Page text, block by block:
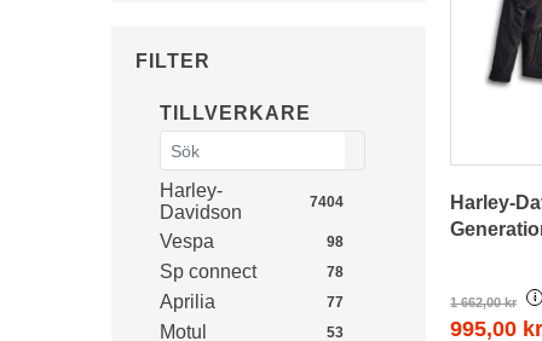
FILTER
TILLVERKARE
Harley-
Davidson
7404
Vespa 98
Sp connect 78
Aprilia 77
Motul 53
Harley-
1 662,00 kr i
995,00 kr